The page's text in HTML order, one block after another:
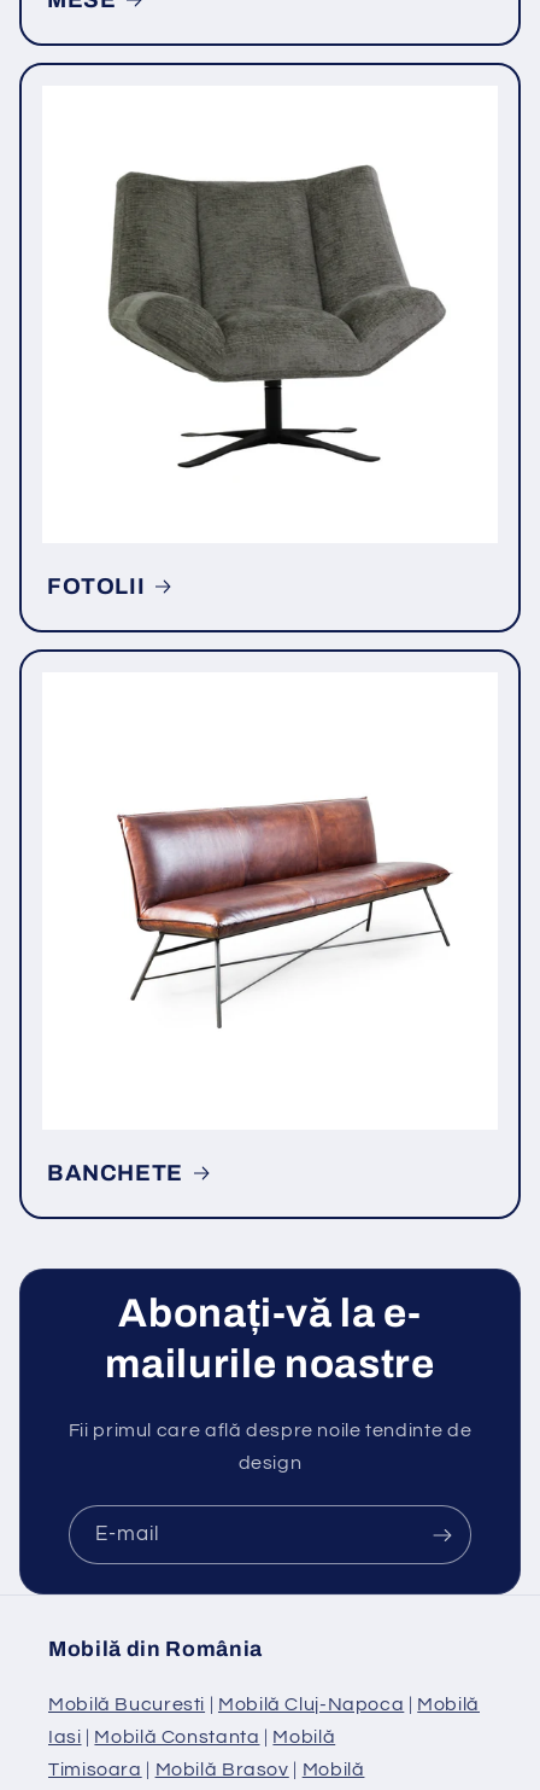
FOTOLII
BANCHETE
Abonați-vă la e-
mailurile noastre
Fii primul care află despre noile tendinte de
design
E-mail
Mobilă din România
Mobilă Bucuresti | Mobilă Cluj-Napoca | Mobilă
Iasi | Mobilă Constanta | Mobilă
Timisoara | Mobilă Brasov | Mobilă